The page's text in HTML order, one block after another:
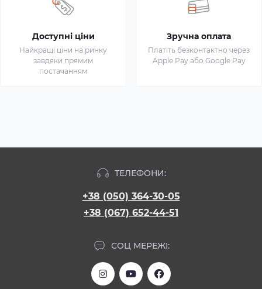
Доступні ціни
Найкращі ціни на ринку
завдяки прямим
постачанням
Зручна оплата
Платіть безконтактно через
Apple Pay або Google Pay
ТЕЛЕФОНИ:
+38 (050) 364-30-05
+38 (067) 652-44-51
СОЦ МЕРЕЖІ: